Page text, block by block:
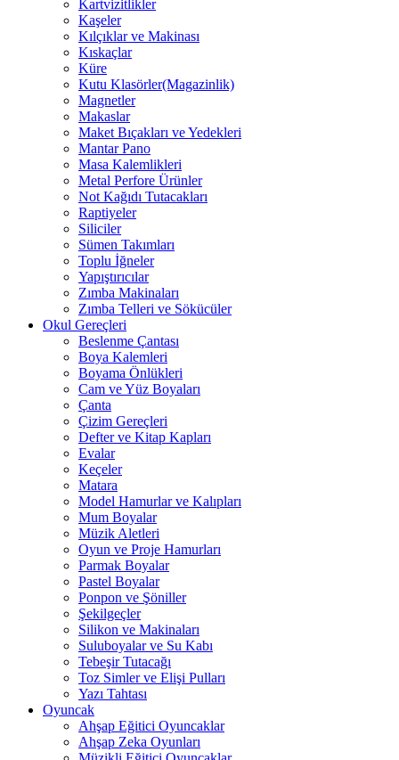
Kartvizitlikler
Kaşeler
Kılçıklar ve Makinası
Kıskaçlar
Küre
Kutu Klasörler(Magazinlik)
Magnetler
Makaslar
Maket Bıçakları ve Yedekleri
Mantar Pano
Masa Kalemlikleri
Metal Perfore Ürünler
Not Kağıdı Tutacakları
Raptiyeler
Siliciler
Sümen Takımları
Toplu İğneler
Yapıştırıcılar
Zımba Makinaları
Zımba Telleri ve Sökücüler
Okul Gereçleri
Beslenme Çantası
Boya Kalemleri
Boyama Önlükleri
Cam ve Yüz Boyaları
Çanta
Çizim Gereçleri
Defter ve Kitap Kapları
Evalar
Keçeler
Matara
Model Hamurlar ve Kalıpları
Mum Boyalar
Müzik Aletleri
Oyun ve Proje Hamurları
Parmak Boyalar
Pastel Boyalar
Ponpon ve Şöniller
Şekilgeçler
Silikon ve Makinaları
Suluboyalar ve Su Kabı
Tebeşir Tutacağı
Toz Simler ve Elişi Pulları
Yazı Tahtası
Oyuncak
Ahşap Eğitici Oyuncaklar
Ahşap Zeka Oyunları